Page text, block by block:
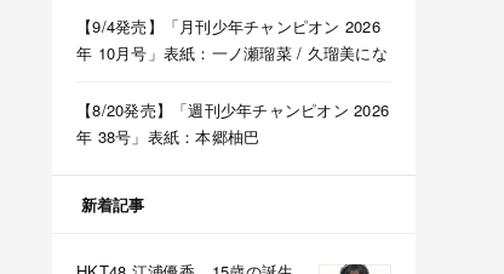
【9/4発売】「月刊少年チャンピオン 2026
年 10月号」表紙：一ノ瀬瑠菜 / 久瑠美にな
【8/20発売】「週刊少年チャンピオン 2026
年 38号」表紙：本郷柚巴
新着記事